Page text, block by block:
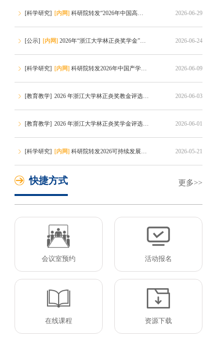
[科学研究] [内网] 科研院转发“2026年中国高校产学研创新基金-未来教育专项申请指南”的通知 2026-06-29
[公示] [内网] 2026年“浙江大学林正炎奖学金”获奖名单公示 2026-06-24
[科学研究] [内网] 科研院转发2026年中国产学研合作促进会科技创新奖申报通知 2026-06-09
[教育教学] 2026 年浙江大学林正炎奖教金评选通知 2026-06-03
[教育教学] 2026 年浙江大学林正炎奖学金评选通知 2026-06-01
[科学研究] [内网] 科研院转发2026可持续发展青年科学家奖申报通知 2026-05-21
快捷方式 更多
会议室预约 活动报名
在线课程 资源下载